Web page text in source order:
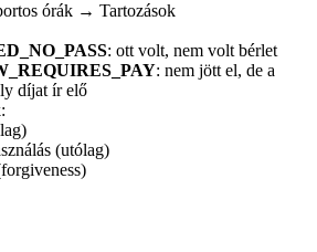
órák → Tartozások
: ott volt, nem volt bérlet
: nem jött el, de a
díjat ír elő
(utólag)